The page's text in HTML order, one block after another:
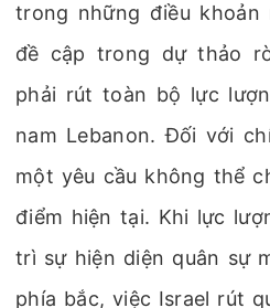
trong những điều khoản
đề cập trong dự thảo
phải rút toàn bộ lực
nam Lebanon. Đối với
một yêu cầu không thể
điểm hiện tại. Khi lực
trì sự hiện diện quân sự
phía bắc, việc Israel rút